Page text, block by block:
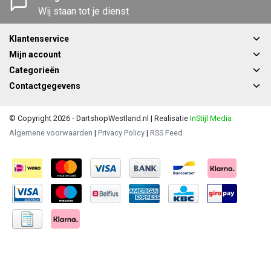
Wij staan tot je dienst
Klantenservice
Mijn account
Categorieën
Contactgegevens
© Copyright 2026 - DartshopWestland.nl | Realisatie InStijl Media
Algemene voorwaarden | Privacy Policy | RSS Feed